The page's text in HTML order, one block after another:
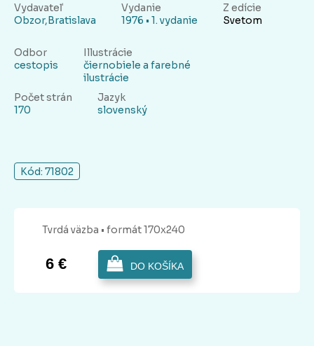
Vydavateľ
Obzor,Bratislava
Vydanie
1976 • 1. vydanie
Z edície
Svetom
Odbor
cestopis
Illustrácie
čiernobiele a farebné
ilustrácie
Počet strán
170
Jazyk
slovenský
Kód: 71802
Tvrdá väzba • formát 170x240
6 € DO KOŠÍKA